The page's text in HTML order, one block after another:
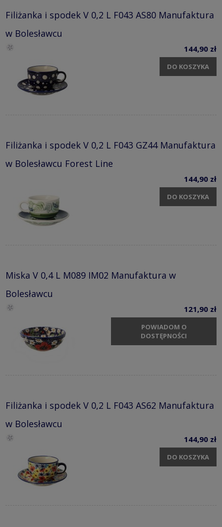
Filiżanka i spodek V 0,2 L F043 AS80 Manufaktura
w Bolesławcu
144,90 zł
DO KOSZYKA
Filiżanka i spodek V 0,2 L F043 GZ44 Manufaktura
w Bolesławcu Forest Line
144,90 zł
DO KOSZYKA
Miska V 0,4 L M089 IM02 Manufaktura w
Bolesławcu
121,90 zł
POWIADOM O
DOSTĘPNOŚCI
Filiżanka i spodek V 0,2 L F043 AS62 Manufaktura
w Bolesławcu
144,90 zł
DO KOSZYKA